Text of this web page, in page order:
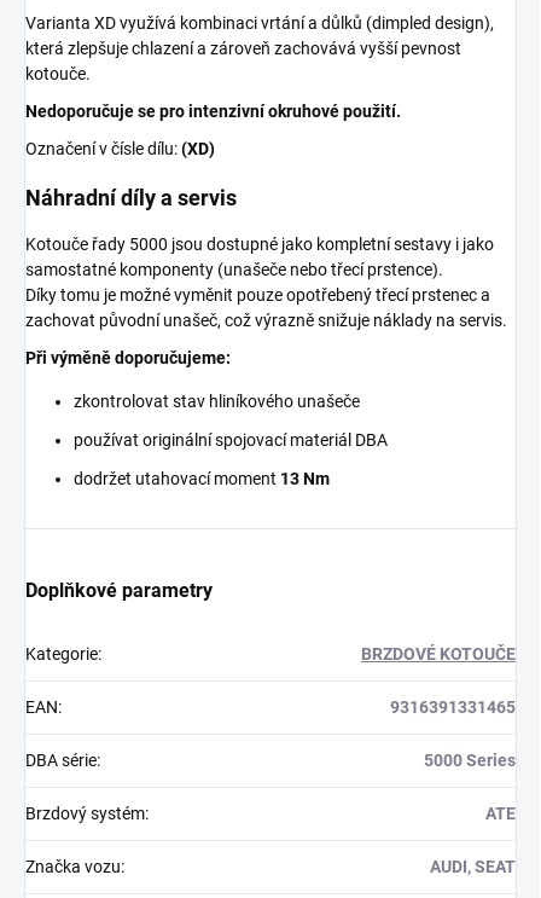
Varianta XD využívá kombinaci vrtání a důlků (dimpled design),
která zlepšuje chlazení a zároveň zachovává vyšší pevnost
kotouče.
Nedoporučuje se pro intenzivní okruhové použití.
Označení v čísle dílu:(XD)
Náhradní díly a servis
Kotouče řady 5000 jsou dostupné jako kompletní sestavy i jako
samostatné komponenty (unašeče nebo třecí prstence).
Díky tomu je možné vyměnit pouze opotřebený třecí prstenec a
zachovat původní unašeč, což výrazně snižuje náklady na servis.
Při výměně doporučujeme:
zkontrolovat stav hliníkového unašeče
používat originální spojovací materiál DBA
dodržet utahovací moment 13 Nm
Doplňkové parametry
Kategorie: BRZDOVÉ KOTOUČE
EAN: 9316391331465
DBA série: 5000 Series
Brzdový systém: ATE
Značka vozu: AUDI, SEAT